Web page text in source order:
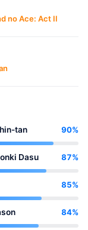
no Ace: Act II
tan 90%
Dasu 87%
85%
84%